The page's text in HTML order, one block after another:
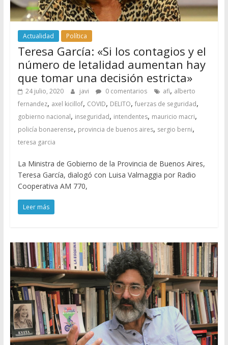
Actualidad Política
Teresa García: «Si los contagios y el
número de letalidad aumentan hay
que tomar una decisión estricta»
24 julio, 2020 javi 0 comentarios afi, alberto
fernandez, axel kicillof, COVID, DELITO, fuerzas de seguridad,
gobierno nacional, inseguridad, intendentes, mauricio macri,
policía bonaerense, provincia de buenos aires, sergio berni,
teresa garcia
La Ministra de Gobierno de la Provincia de Buenos Aires,
Teresa García, dialogó con Luisa Valmaggia por Radio
Cooperativa AM 770,
Leer más